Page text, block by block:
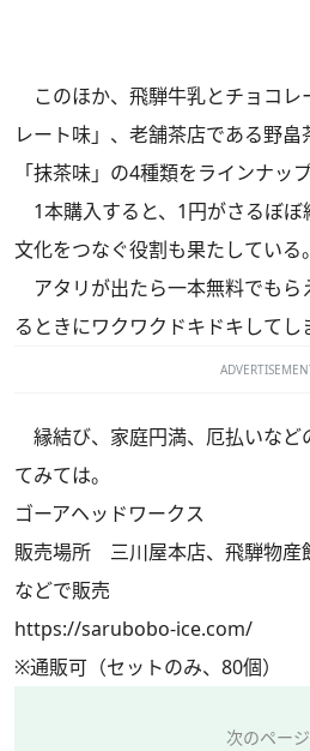
このほか、飛騨牛乳とチョコレ
レート味」、老舗茶店である野
「抹茶味」の4種類をラインナップ
1本購入すると、1円がさるぼぼ
文化をつなぐ役割も果たしている。
アタリが出たら一本無料でもら
るときにワクワクドキドキしてし
縁結び、家庭円満、厄払いなど
てみては。
ゴーアヘッドワークス
販売場所 三川屋本店、飛騨物産
などで販売
https://sarubobo-ice.com/
※通販可（セットのみ、80個）
次のページ